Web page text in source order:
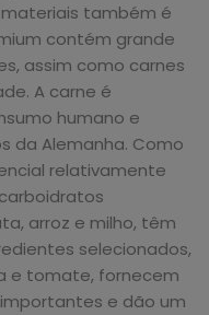
também é
contém grande
assim como carnes
A carne é
humano e
da Alemanha. Como
relativamente
arroz e milho, têm
selecionados,
e tomate, fornecem
e dão um